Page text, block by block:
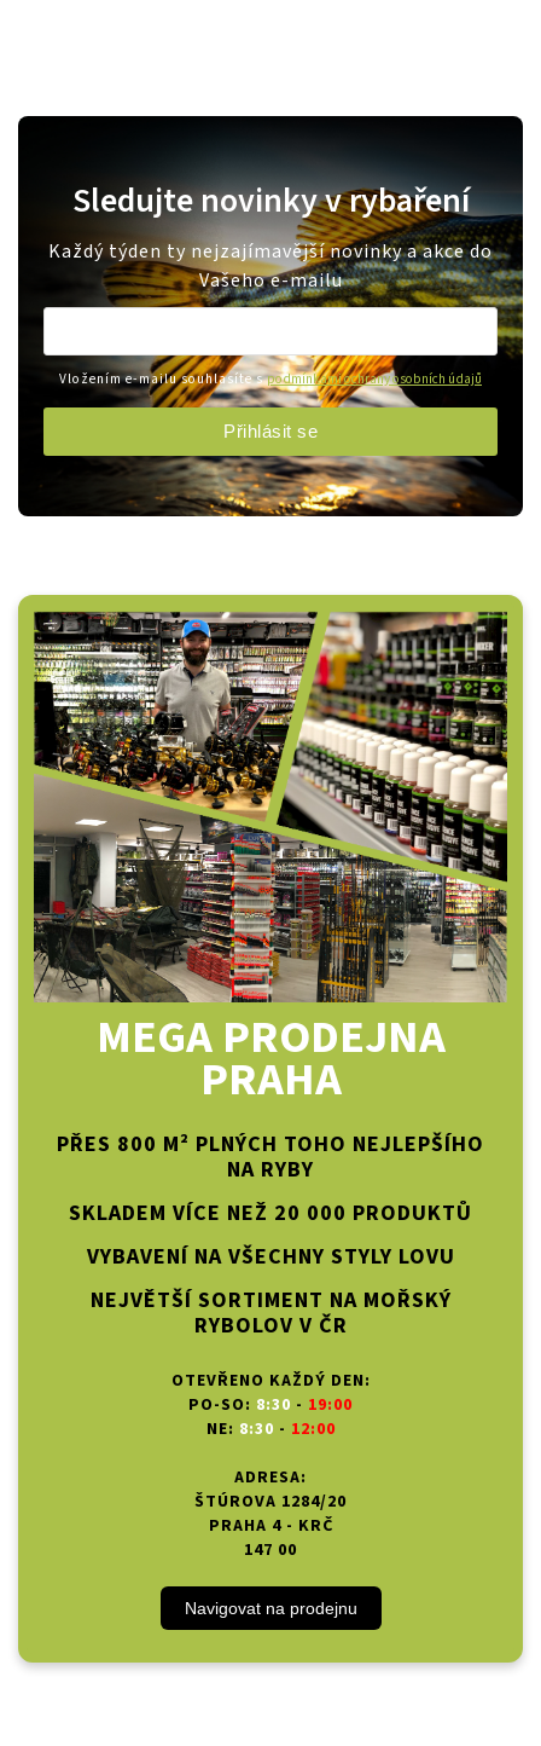
MEGA PRODEJNA
PRAHA
PŘES 800 M² PLNÝCH TOHO NEJLEPŠÍHO
NA RYBY
SKLADEM VÍCE NEŽ 20 000 PRODUKTŮ
VYBAVENÍ NA VŠECHNY STYLY LOVU
NEJVĚTŠÍ SORTIMENT NA MOŘSKÝ
RYBOLOV V ČR
OTEVŘENO KAŽDÝ DEN:
PO-SO: 8:30 - 19:00
NE: 8:30 - 12:00
ADRESA:
ŠTÚROVA 1284/20
PRAHA 4 - KRČ
147 00
Navigovat na prodejnu
Sledujte novinky v rybaření
Každý týden ty nejzajímavější novinky a akce do
Vašeho e-mailu
Vložením e-mailu souhlasíte spodmínkami ochrany osobních údajů
Přihlásit se